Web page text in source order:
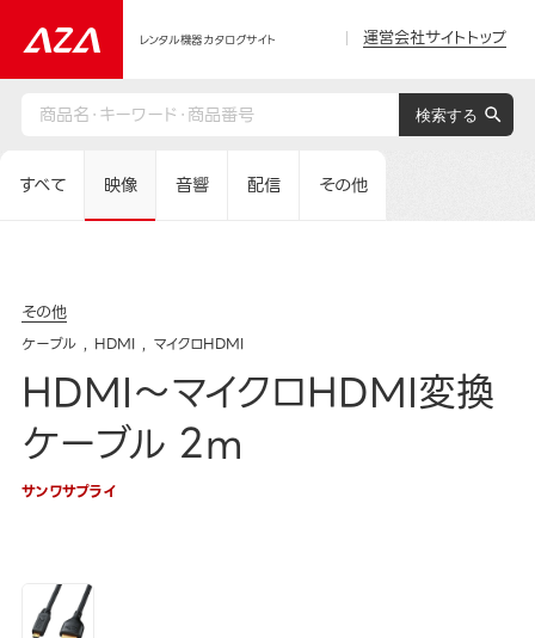
レンタル機器カタログサイト 運営会社サイトトップ
すべて 映像 音響 配信 その他
その他
ケーブル HDMI マイクロHDMI
HDMI～マイクロHDMI変換
ケーブル 2m
サンワサプライ